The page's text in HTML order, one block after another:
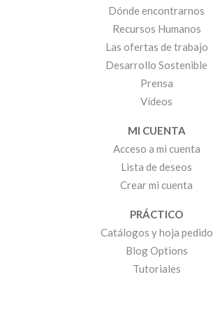
Dónde encontrarnos
Recursos Humanos
Las ofertas de trabajo
Desarrollo Sostenible
Prensa
Vídeos
MI CUENTA
Acceso a mi cuenta
Lista de deseos
Crear mi cuenta
PRÁCTICO
Catálogos y hoja pedido
Blog Options
Tutoriales